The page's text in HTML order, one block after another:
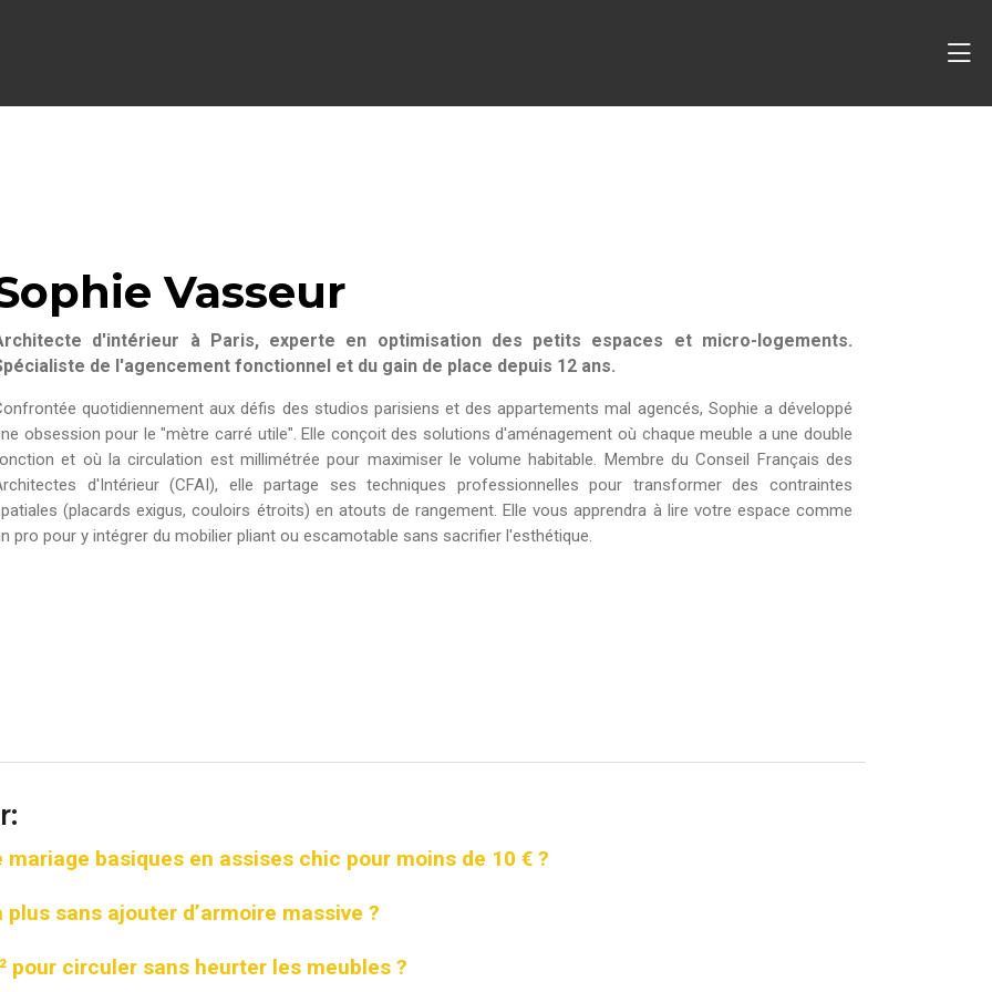
Vasseur
d'intérieur à Paris, experte en optimisation des petits espaces et micro-logements.
de l'agencement fonctionnel et du gain de place depuis 12 ans.
quotidiennement aux défis des studios parisiens et des appartements mal agencés, Sophie a développé
obsession pour le "mètre carré utile". Elle conçoit des solutions d'aménagement où chaque meuble a une double
et où la circulation est millimétrée pour maximiser le volume habitable. Membre du Conseil Français des
d'Intérieur (CFAI), elle partage ses techniques professionnelles pour transformer des contraintes
(placards exigus, couloirs étroits) en atouts de rangement. Elle vous apprendra à lire votre espace comme
pro pour y intégrer du mobilier pliant ou escamotable sans sacrifier l'esthétique.
basiques en assises chic pour moins de 10 € ?
sans ajouter d’armoire massive ?
pour circuler sans heurter les meubles ?